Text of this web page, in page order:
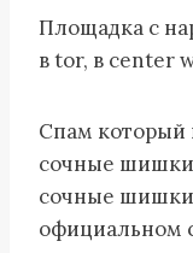
Площадка с
в tor, в center
Спам
сочные
сочные
официальном